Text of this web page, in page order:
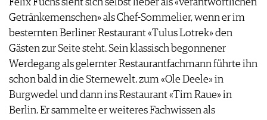
Felix Fuchs sieht sich selbst lieber als «verantwortlichen
Getränkemenschen» als Chef-Sommelier, wenn er im
besternten Berliner Restaurant «Tulus Lotrek» den
Gästen zur Seite steht. Sein klassisch begonnener
Werdegang als gelernter Restaurantfachmann führte ihn
schon bald in die Sternewelt, zum «Ole Deele» in
Burgwedel und dann ins Restaurant «Tim Raue» in
Berlin. Er sammelte er weiteres Fachwissen als